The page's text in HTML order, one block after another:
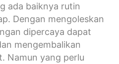
ada baiknya rutin
Dengan mengoleskan
dipercaya dapat
mengembalikan
Namun yang perlu